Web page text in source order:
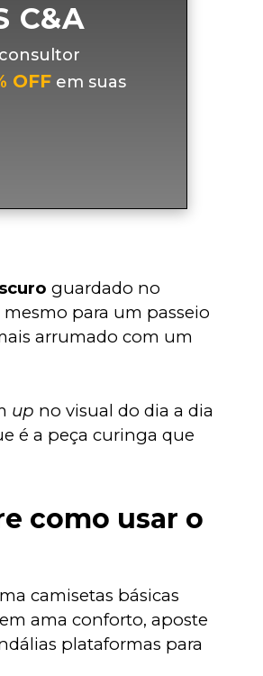
C&A
OFFem suas
guardado no
para um passeio
arrumado com um
up no visual do dia a dia
é a peça curinga que
como usar o
camisetas básicas
ama conforto, aposte
plataformas para